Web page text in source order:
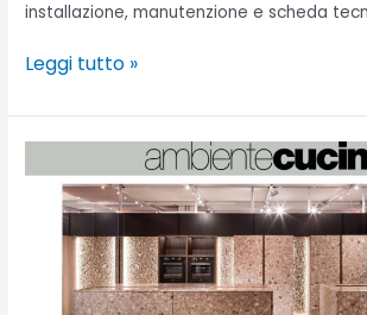
installazione, manutenzione e scheda
Leggi tutto »
e
Pianca:
nuova
cucina
Orizzonte